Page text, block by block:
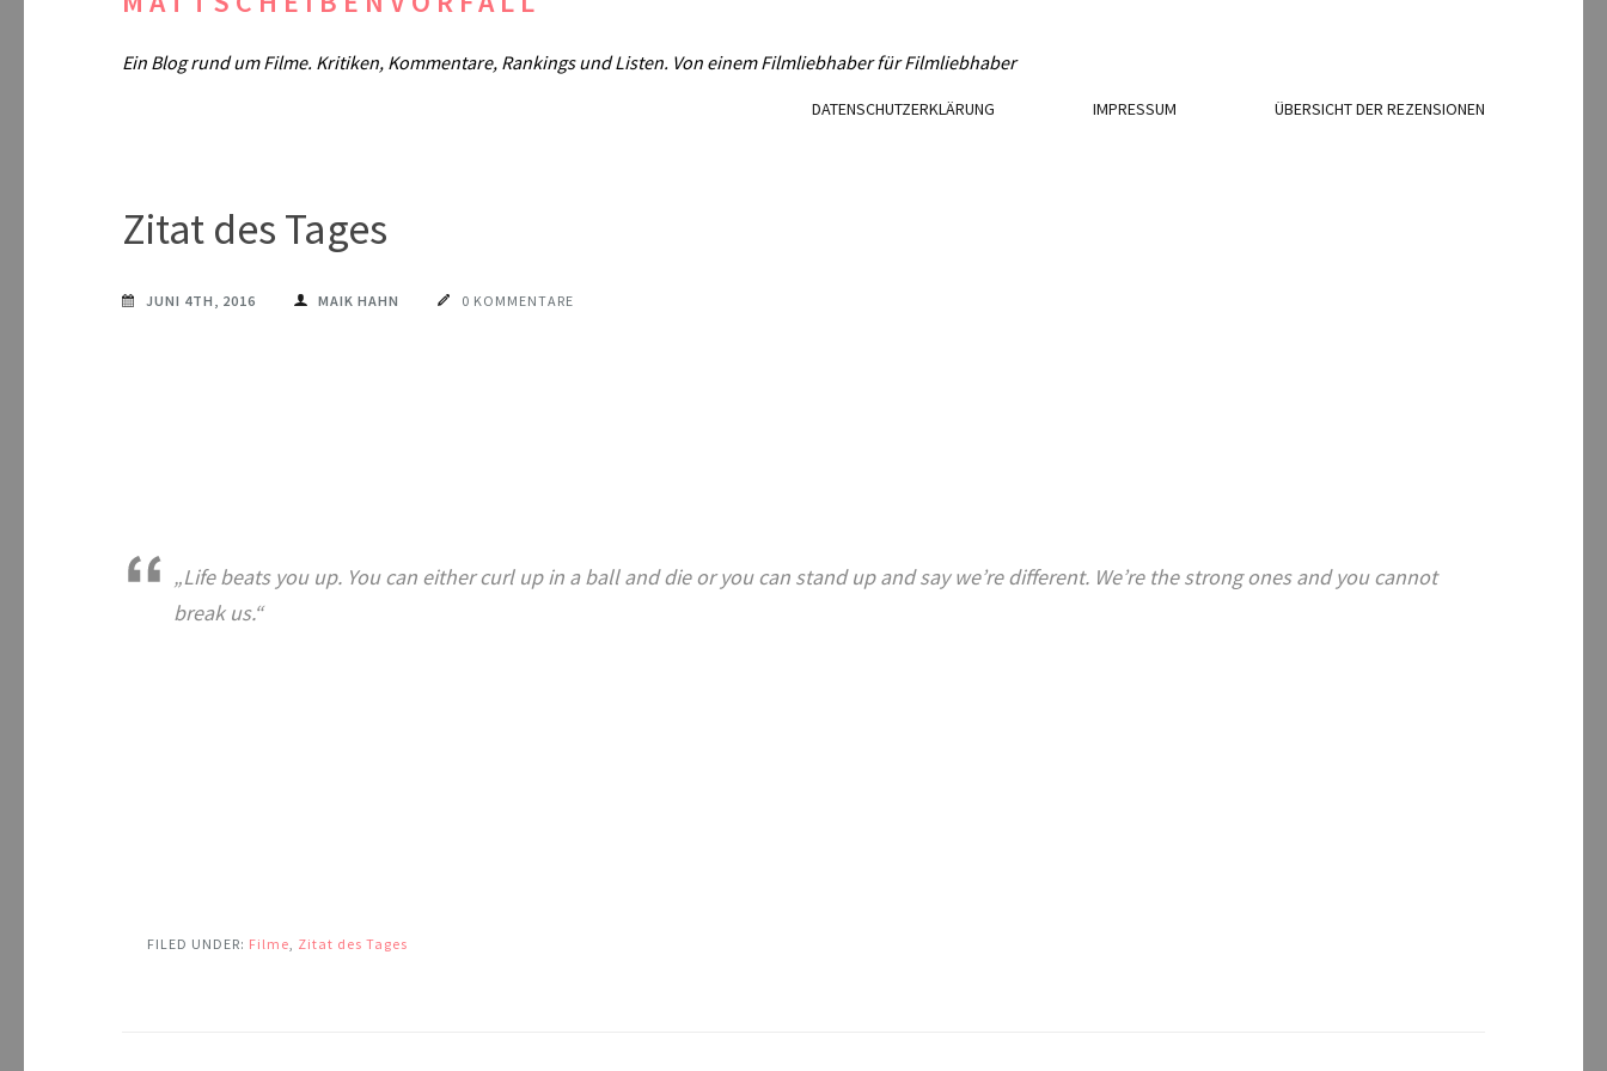
Ein Blog rund um Filme. Kritiken, Kommentare, Rankings und Listen. Von einem Filmliebhaber für Filmliebhaber
DATENSCHUTZERKLÄRUNG IMPRESSUM ÜBERSICHT DER REZENSIONEN
Zitat des Tages
JUNI 4TH, 2016 MAIK HAHN 0 KOMMENTARE
„Life beats you up. You can either curl up in a ball and die or you can stand up and say we’re different. We’re the strong ones and you cannot
break us.“
FILED UNDER: Filme, Zitat des Tages